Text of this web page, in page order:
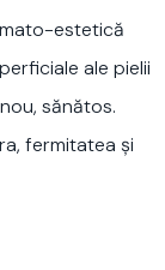
estetică
ale pielii
sănătos.
fermitatea și